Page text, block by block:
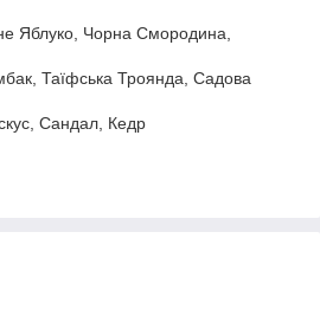
Яблуко, Чорна Смородина,
Таїфська Троянда, Садова
Сандал, Кедр